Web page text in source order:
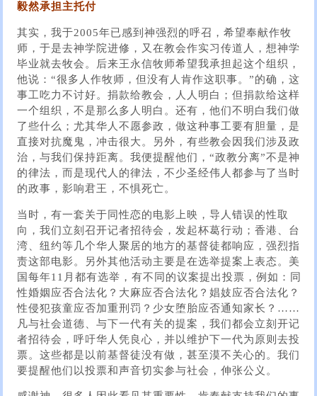
毅然承担主托付
其实，我于2005年已感到神强烈的呼召，希望奉献作牧
师，于是去神学院进修，又在教会作实习传道人，想神学
毕业就去牧会。后来王永信牧师希望我承担起这个组织，
他说：“很多人作牧师，但没有人肯作这职事。”的确，这
事工吃力​​不讨好。捐款给教会，人人明白；但捐款给这样
一个组织，不是那么多人明白。还有，他们不明白我们做
了些什么；尤其华人不愿参政，做这种事工要有胆量，是
直接对抗魔鬼，冲击很大。另外，有些教会因我们涉及政
治，与我们保持距离。我便提醒他们，“政教分离”不是神
的律法，而是现代人的律法，不少圣经伟人都参与了当时
的政事，影响君王，不惧死亡。
当时，有一套关于同性恋的电影上映，导人错误的性取
向，我们立刻召开记者招待会，发起杯葛行动；香港、台
湾、纽约等几个华人聚居的地方的基督徒都响应，强烈指
责这部电影。另外其他活动主要是在选举提案上表态。美
国每年11月都有选举，有不同的议案提出投票，例如：同
性婚姻应否合法化？大麻应否合法化？娼妓应否合法化？
性侵犯孩童应否加重刑罚？少女堕胎应否通知家长？……
凡与社会道德、与下一代有关的提案，我们都会立刻开记
者招待会，呼吁华人凭良心，并以维护下一代为原则去投
票。这些都是以前基督徒没有做，甚至漠不关心的。我们
要提醒他们以投票和声音切实参与社​​会，伸张公义。